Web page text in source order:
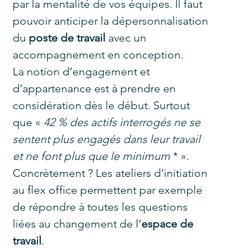
par la mentalité de vos équipes. Il faut
pouvoir anticiper la dépersonnalisation
du poste de travail avec un
accompagnement en conception.
La notion d’engagement et
d’appartenance est à prendre en
considération dès le début. Surtout
que « 42 % des actifs interrogés ne se
sentent plus engagés dans leur travail
et ne font plus que le minimum * ».
Concrètement ? Les ateliers d’initiation
au flex office permettent par exemple
de répondre à toutes les questions
liées au changement de l’espace de
travail.